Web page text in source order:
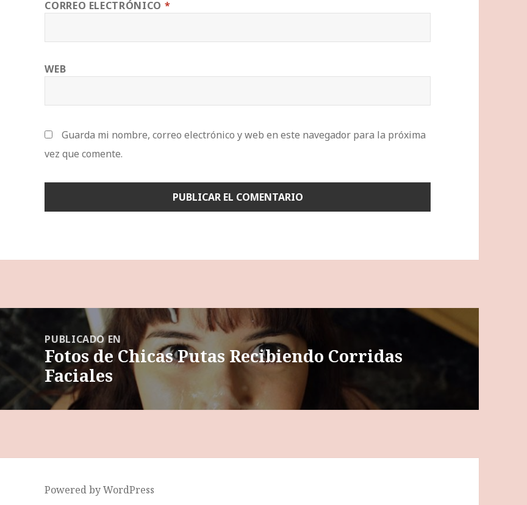
CORREO ELECTRÓNICO *
WEB
Guarda mi nombre, correo electrónico y web en este navegador para la próxima
vez que comente.
Navegación
entradas
PUBLICADO EN
Fotos de Chicas Putas Recibiendo Corridas
Faciales
Powered by WordPress